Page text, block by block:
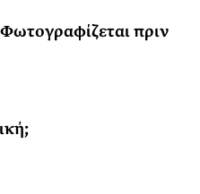
πριν